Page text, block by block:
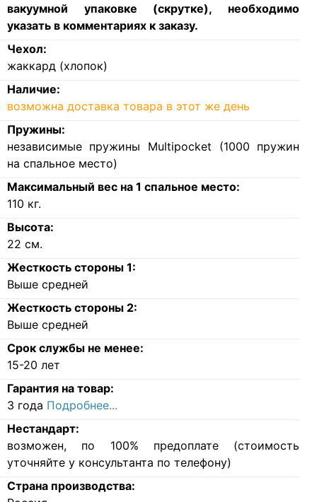
вакуумной упаковке (скрутке), необходимо
указать в комментариях к заказу.
Чехол:
жаккард (хлопок)
Наличие:
возможна доставка товара в этот же день
Пружины:
независимые пружины Multipocket (1000 пружин
на спальное место)
Максимальный вес на 1 спальное место:
110 кг.
Высота:
22 см.
Жесткость стороны 1:
Выше средней
Жесткость стороны 2:
Выше средней
Срок службы не менее:
15-20 лет
Гарантия на товар:
3 года Подробнее...
Нестандарт:
возможен, по 100% предоплате (стоимость
уточняйте у консультанта по телефону)
Страна производства: